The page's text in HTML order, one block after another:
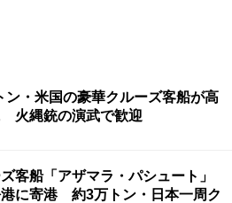
ン・米国の豪華クルーズ客船が高
火縄銃の演武で歓迎
客船「アザマラ・パシュート」
に寄港 約3万トン・日本一周ク